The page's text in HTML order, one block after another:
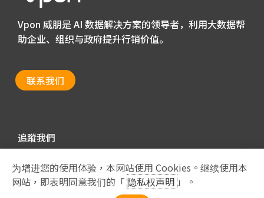
Vpon 威朋是 AI 数据解决方案的领导者，利用大数据帮
助企业、组织与政府提升行销价值。
联系我们
追蹤我們
为增进您的使用体验，本网站使用 Cookies。继续使用本
网站，即表明同意我们的「隐私权声明」。